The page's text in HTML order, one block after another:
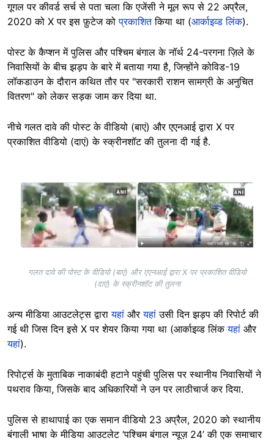
गूगल पर कीवर्ड सर्च से पता चला कि एजेंसी ने मूल रूप से 22 अप्रैल,
2020 को X पर इस फ़ुटेज कोप्रकाशितकिया था (आर्काइव्ड लिंक).
पोस्ट के कैप्शन में पुलिस और पश्चिम बंगाल के नॉर्थ 24-परगना ज़िले के
निवासियों के बीच झड़प के बारे में बताया गया है, जिन्होंने कोविड-19
लॉकडाउन के दौरान कथित तौर पर "सरकारी राशन सामग्री के अनुचित
वितरण" को लेकर सड़क जाम कर दिया था.
नीचे गलत दावे की पोस्ट के वीडियो (बाएं) और एएनआई द्वारा X पर
प्रकाशित वीडियो (दाएं) के स्क्रीनशॉट की तुलना दी गई है.
Image
गलत दावे की पोस्ट के वीडियो (बाएं) और एएनआई द्वारा X पर प्रकाशित वीडियो
(दाएं) के स्क्रीनशॉट की तुलना
अन्य मीडिया आउटलेट्स द्वारायहां औरयहांउसी दिन झड़प की रिपोर्ट की
गई थी जिस दिन इसे X पर शेयर किया गया था (आर्काइव्ड लिंकयहां और
यहां).
रिपोर्ट्स के मुताबिक नाकाबंदी हटाने पहुंची पुलिस पर स्थानीय निवासियों ने
पथराव किया, जिसके बाद अधिकारियों ने उन पर लाठीचार्ज कर दिया.
पुलिस से हाथापाई का एक समान वीडियो 23 अप्रैल, 2020 को स्थानीय
बंगाली भाषा के मीडिया आउटलेट ‘पश्चिम बंगाल न्यूज़ 24’ की एक समाचार